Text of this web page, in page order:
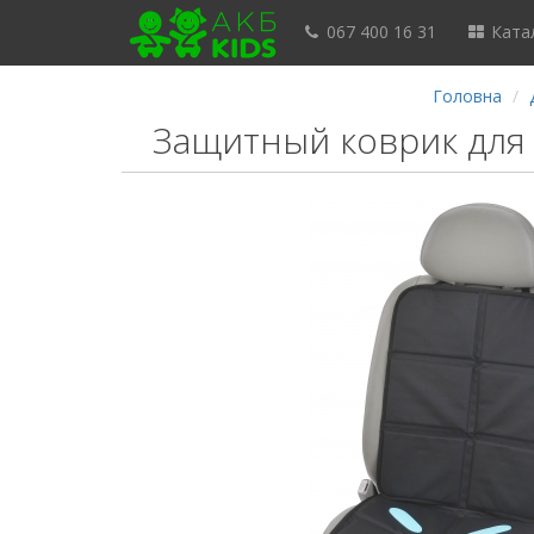
067 400 16 31
Головна
Защитный коврик